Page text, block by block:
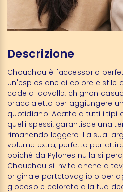
Descrizione
Chouchou è l'accessorio
un'esplosione di colore e stile
code di cavallo, chignon
braccialetto per aggiungere
quotidiano. Adatto a tutti i tipi
quelli spessi, garantisce una
rimanendo leggero. La sua
volume extra, perfetto per
poiché da Pylones nulla si
Chouchou si invita anche a
originale portatovagliolo per
giocoso e colorato alla tua